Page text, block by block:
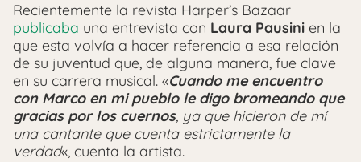
Recientemente la revista Harper’s Bazaar
publicaba una entrevista con Laura Pausini en la
que esta volvía a hacer referencia a esa relación
de su juventud que, de alguna manera, fue clave
en su carrera musical. «Cuando me encuentro
con Marco en mi pueblo le digo bromeando que
gracias por los cuernos, ya que hicieron de mí
una cantante que cuenta estrictamente la
verdad«, cuenta la artista.